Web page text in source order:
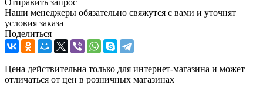
Наши менеджеры обязательно свяжутся с вами и уточнят
условия заказа
Поделиться
Цена действительна только для интернет-магазина и может
отличаться от цен в розничных магазинах